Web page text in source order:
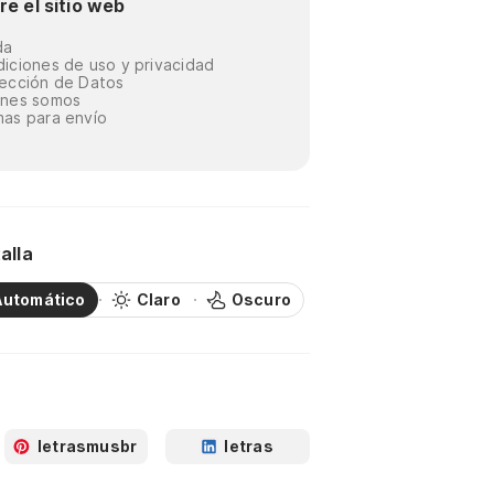
el sitio web
de uso y privacidad
de Datos
somos
para envío
Claro Oscuro
letrasmusbr letras